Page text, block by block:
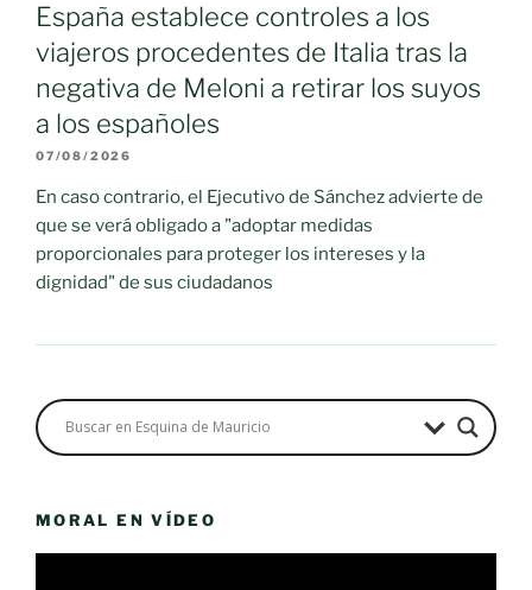
España establece controles a los
viajeros procedentes de Italia tras la
negativa de Meloni a retirar los suyos
a los españoles
07/08/2026
En caso contrario, el Ejecutivo de Sánchez advierte de
que se verá obligado a "adoptar medidas
proporcionales para proteger los intereses y la
dignidad" de sus ciudadanos
MORAL EN VÍDEO